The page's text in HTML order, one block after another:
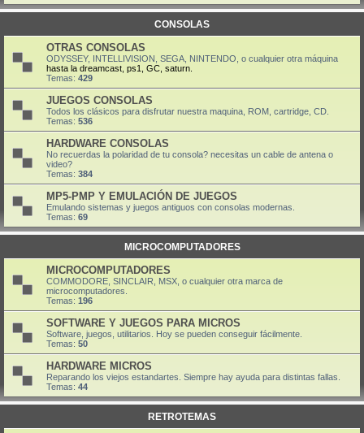
CONSOLAS
OTRAS CONSOLAS
ODYSSEY, INTELLIVISION, SEGA, NINTENDO, o cualquier otra máquina
hasta la dreamcast, ps1, GC, saturn.
Temas: 429
JUEGOS CONSOLAS
Todos los clásicos para disfrutar nuestra maquina, ROM, cartridge, CD.
Temas: 536
HARDWARE CONSOLAS
No recuerdas la polaridad de tu consola? necesitas un cable de antena o
video?
Temas: 384
MP5-PMP Y EMULACIÓN DE JUEGOS
Emulando sistemas y juegos antiguos con consolas modernas.
Temas: 69
MICROCOMPUTADORES
MICROCOMPUTADORES
COMMODORE, SINCLAIR, MSX, o cualquier otra marca de
microcomputadores.
Temas: 196
SOFTWARE Y JUEGOS PARA MICROS
Software, juegos, utilitarios. Hoy se pueden conseguir fácilmente.
Temas: 50
HARDWARE MICROS
Reparando los viejos estandartes. Siempre hay ayuda para distintas fallas.
Temas: 44
RETROTEMAS